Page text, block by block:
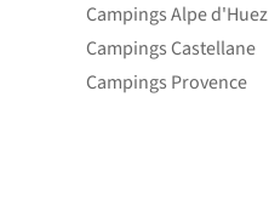
Campings Alpe d'Huez
Campings Castellane
Campings Provence